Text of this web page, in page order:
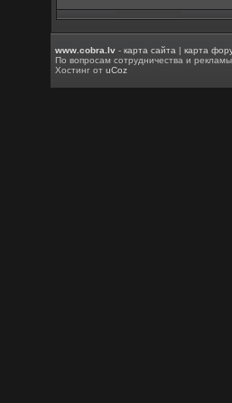
www.cobra.lv -карта сайта |карта
По вопросам сотрудничества и
Хостинг отuCoz